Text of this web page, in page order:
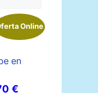
Online
en
€El